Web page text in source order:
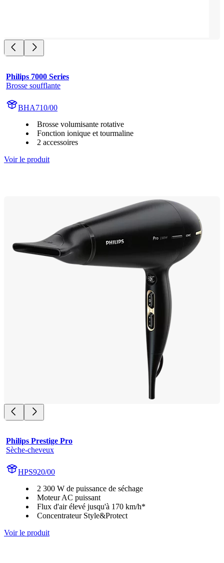
Philips 7000 Series
Brosse soufflante
BHA710/00
Brosse volumisante rotative
Fonction ionique et tourmaline
2 accessoires
Voir le produit
Philips Prestige Pro
Sèche-cheveux
HPS920/00
2 300 W de puissance de séchage
Moteur AC puissant
Flux d'air élevé jusqu'à 170 km/h*
Concentrateur Style&Protect
Voir le produit